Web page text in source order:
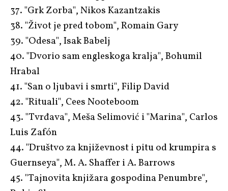
37. "Grk Zorba", Nikos Kazantzakis
38. "Život je pred tobom", Romain Gary
39. "Odesa", Isak Babelj
40. "Dvorio sam engleskoga kralja", Bohumil
Hrabal
41. "San o ljubavi i smrti", Filip David
42. "Rituali", Cees Nooteboom
43. "Tvrđava", Meša Selimović i "Marina", Carlos
Luis Zafón
44. "Društvo za književnost i pitu od krumpira s
Guernseya", M. A. Shaffer i A. Barrows
45. "Tajnovita knjižara gospodina Penumbre",